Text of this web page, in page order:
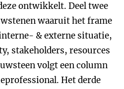
ontwikkelt. Deel twee
waaruit het frame
& externe situatie,
stakeholders, resources
volgt een column
Het derde